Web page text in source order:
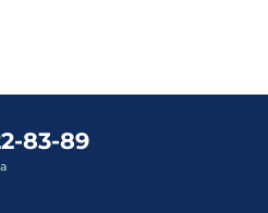
83-89